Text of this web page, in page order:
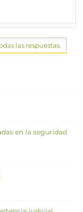
las respuestas.
en la seguridad